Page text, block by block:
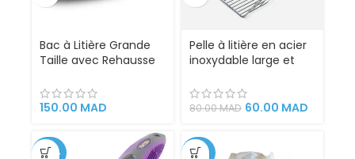
Bac à Litière Grande
Taille avec Rehausse
150.00 MAD
Pelle à litière en acier
inoxydable large et
80.00MAD 60.00 MAD
-42% -43%